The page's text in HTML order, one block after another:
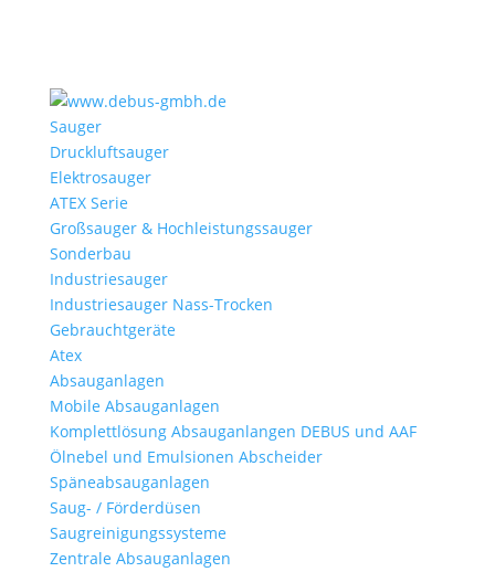
Sauger
Druckluftsauger
Elektrosauger
ATEX Serie
Großsauger & Hochleistungssauger
Sonderbau
Industriesauger
Industriesauger Nass-Trocken
Gebrauchtgeräte
Atex
Absauganlagen
Mobile Absauganlagen
Komplettlösung Absauganlangen DEBUS und AAF
Ölnebel und Emulsionen Abscheider
Späneabsauganlagen
Saug- / Förderdüsen
Saugreinigungssysteme
Zentrale Absauganlagen